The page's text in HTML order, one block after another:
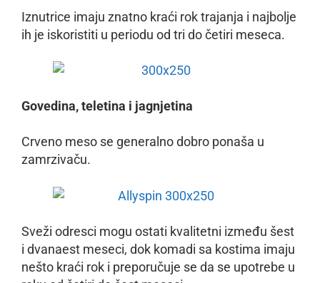
Iznutrice imaju znatno kraći rok trajanja i najbolje
ih je iskoristiti u periodu od tri do četiri meseca.
Govedina, teletina i jagnjetina
Crveno meso se generalno dobro ponaša u
zamrzivaču.
Sveži odresci mogu ostati kvalitetni između šest
i dvanaest meseci, dok komadi sa kostima imaju
nešto kraći rok i preporučuje se da se upotrebe u